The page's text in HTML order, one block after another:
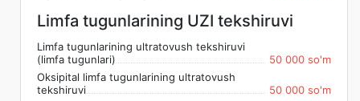
Limfa tugunlarining UZI tekshiruvi
Limfa tugunlarining ultratovush tekshiruvi
(limfa tugunlari)
50 000 so'm
Oksipital limfa tugunlarining ultratovush
tekshiruvi
50 000 so'm